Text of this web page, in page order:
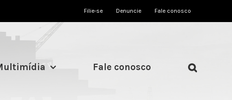
Filie-se Denuncie Fale conosco
Fale conosco